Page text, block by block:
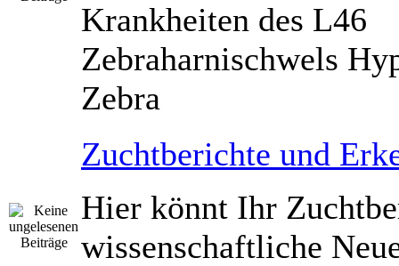
Krankheiten des L46
Zebraharnischwels
Zebra
Zuchtberichte und
Hier könnt Ihr
wissenschaftliche